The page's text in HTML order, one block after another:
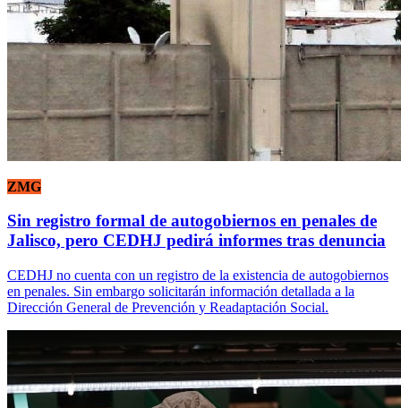
ZMG
Sin registro formal de autogobiernos en penales de
Jalisco, pero CEDHJ pedirá informes tras denuncia
CEDHJ no cuenta con un registro de la existencia de autogobiernos
en penales. Sin embargo solicitarán información detallada a la
Dirección General de Prevención y Readaptación Social.